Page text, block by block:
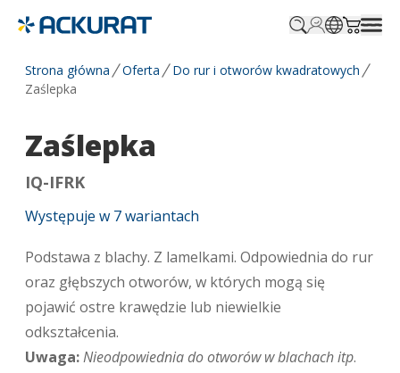
Strona główna Oferta
Do rur i otworów kwadratowych
Zaślepka
Zaślepka
IQ-IFRK
Występuje w 7wariantach
Podstawa z blachy. Z lamelkami. Odpowiednia do rur
oraz głębszych otworów, w których mogą się
pojawić ostre krawędzie lub niewielkie
odkształcenia.
Uwaga:Nieodpowiednia do otworów w blachach itp.